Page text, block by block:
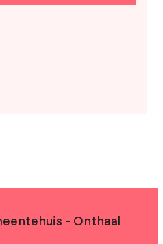
& openingsuren
- Onthaal